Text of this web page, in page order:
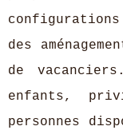
des
de
enfants,
personnes